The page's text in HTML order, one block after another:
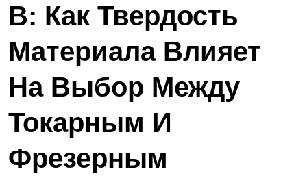
В: Как Твердость
Материала Влияет
На Выбор Между
Токарным И
Фрезерным